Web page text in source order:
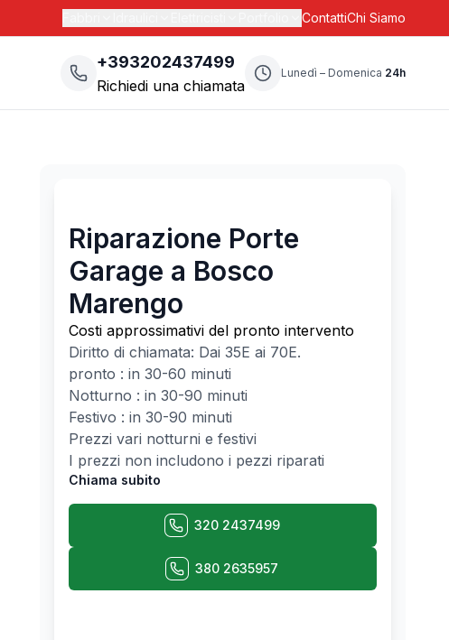
ContattiChi Siamo
+393202437499
Richiedi una chiamata
Lunedì – Domenica 24h
Riparazione Porte
Garage a Bosco
Marengo
Costi approssimativi del pronto intervento
Diritto di chiamata: Dai 35E ai 70E.
pronto : in 30-60 minuti
Notturno : in 30-90 minuti
Festivo : in 30-90 minuti
Prezzi vari notturni e festivi
I prezzi non includono i pezzi riparati
Chiama subito
320 2437499
380 2635957